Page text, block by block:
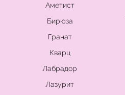
Аметист
Бирюза
Гранат
Кварц
Лабрадор
Лазурит